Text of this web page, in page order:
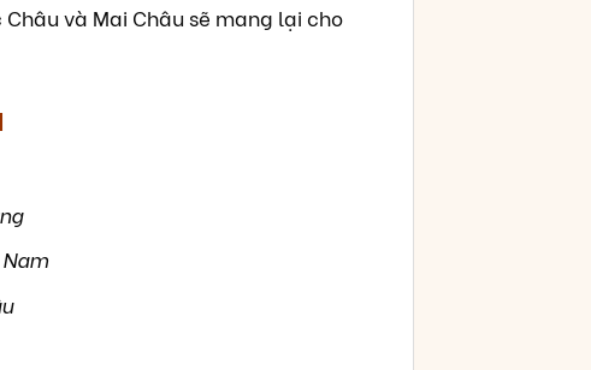
và Mai Châu sẽ mang lại cho